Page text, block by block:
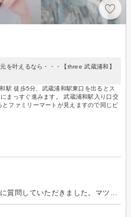
を叶えるなら・・・【three 武蔵浦和】
駅 徒歩5分、武蔵浦和駅東口を出るとス
まっすぐ進みます。 武蔵浦和駅入り口交
ファミリーマートが見えますので同じビ